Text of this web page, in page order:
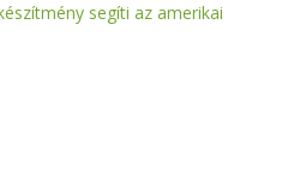
segíti az amerikai